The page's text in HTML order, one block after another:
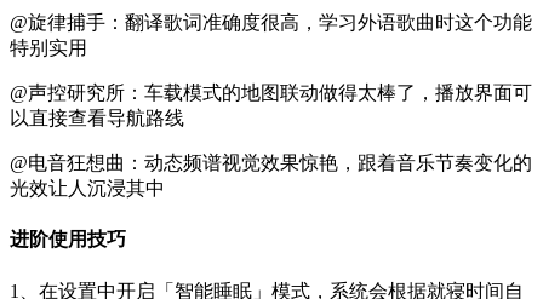
@旋律捕手：翻译歌词准确度很高，学习外语歌曲时这个功能
特别实用
@声控研究所：车载模式的地图联动做得太棒了，播放界面可
以直接查看导航路线
@电音狂想曲：动态频谱视觉效果惊艳，跟着音乐节奏变化的
光效让人沉浸其中
进阶使用技巧
1、在设置中开启「智能睡眠」模式，系统会根据就寝时间自